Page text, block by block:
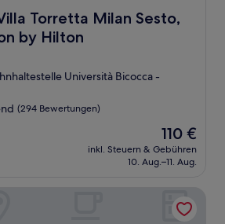
Torretta Milan Sesto,
by Hilton
Milan Sesto, Curio Collection
Università Bicocca -
(294 Bewertungen)
Der
Preis
beträgt
110 €
inkl. Steuern & Gebühren
10. Aug.–11. Aug.